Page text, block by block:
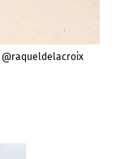
@raqueldelacroix